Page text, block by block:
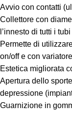
Avvio con contatti
Collettore con
l’innesto di tutti i
Permette di
on/off e con
Estetica migliorata
Apertura dello
depressione
Guarnizione in